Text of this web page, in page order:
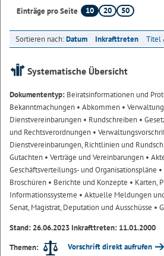
Einträge pro Seite
10 20 50
Sortieren nach:Datum Inkrafttreten Titel
Systematische Übersicht
Dokumententyp: Beiratsinformationen und
Bekanntmachungen • Abkommen •
Dienstvereinbarungen • Rundschreiben •
und Rechtsverordnungen •
Dienstvereinbarungen, Richtlinien und
Gutachten • Verträge und Vereinbarungen •
Geschäftsverteilungs- und Organisationspläne
Broschüren • Berichte und Konzepte • Karten,
Informationssysteme • Aktuelle Meldungen
Senat, Magistrat, Deputation und Ausschüsse •
Stand: 26.06.2023 Inkrafttreten: 11.01.2000
Themen:
Vorschrift direkt aufrufen